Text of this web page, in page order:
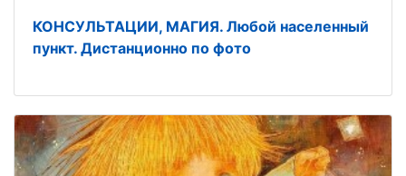
КОНСУЛЬТАЦИИ, МАГИЯ. Любой населенный
пункт. Дистанционно по фото